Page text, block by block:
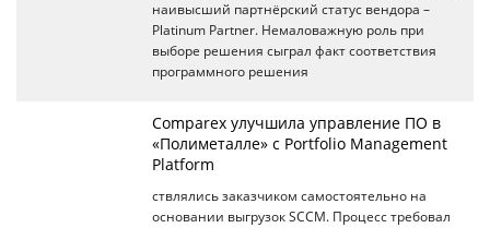
наивысший партнёрский статус вендора –
Platinum Partner. Немаловажную роль при
выборе решения сыграл факт соответствия
программного решения
Comparex улучшила управление ПО в
«Полиметалле» с Portfolio Management
Platform
ствлялись заказчиком самостоятельно на
основании выгрузок SCCM. Процесс требовал